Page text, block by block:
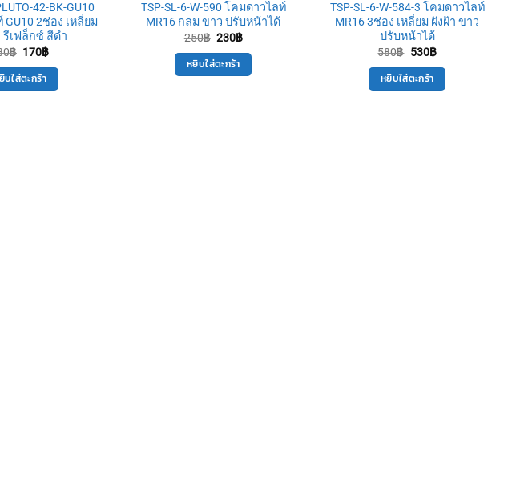
42-BK-GU10
2ช่อง เหลี่ยม
รีเฟล็กซ์ สีดำ
฿ Original
was:
180฿.
170฿Current
is:
170฿.
บใส่ตะกร้า
TSP-SL-6-W-590 โคมดาวไลท์
MR16 กลม ขาว ปรับหน้าได้
250฿ Original
was:
250฿.
230฿Current
is:
230฿.
หยิบใส่ตะกร้า
TSP-SL-6-W-584-3 โคมดาวไลท์
MR16 3ช่อง เหลี่ยม ฝังฝ้า ขาว
ปรับหน้าได้
580฿ Original
was:
580฿.
530฿Current
is:
530฿.
หยิบใส่ตะกร้า